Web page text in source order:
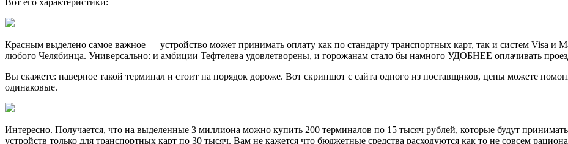
Вот его характеристики:
Красным выделено самое важное — устройство может принимать оплату как по стандарту транспортных карт, так и систем Visa и
любого Челябинца. Универсально: и амбиции Тефтелева удовлетворены, и горожанам стало бы намного УДОБНЕЕ оплачивать
Вы скажете: наверное такой терминал и стоит на порядок дороже. Вот скриншот с сайта одного из поставщиков, цены можете
одинаковые.
Интересно. Получается, что на выделенные 3 миллиона можно купить 200 терминалов по 15 тысяч рублей, которые будут
устройств только для транспортных карт по 30 тысяч. Вам не кажется что бюджетные средства расходуются как то не совсем